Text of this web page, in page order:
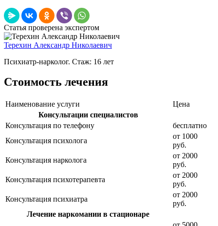
Статья проверена экспертом
Терехин Александр Николаевич
Психиатр-нарколог. Стаж: 16 лет
Стоимость лечения
Наименование услуги
Цена
Консультации специалистов
Консультация по телефону
бесплатно
Консультация психолога
от 1000
руб.
Консультация нарколога
от 2000
руб.
Консультация психотерапевта
от 2000
руб.
Консультация психиатра
от 2000
руб.
Лечение наркомании в стационаре